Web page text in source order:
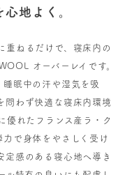
地よく。
重ねるだけで、寝床内の
オーバーレイです。
睡眠中の汗や湿気を吸
問わず快適な寝床内環境
優れたフランス産ラ・ク
で身体をやさしく受け
定感のある寝心地へ導き